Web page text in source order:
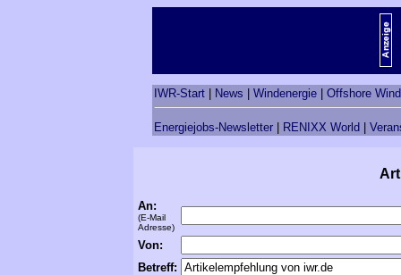
IWR-Start News Windenergie Offshore
Energiejobs-Newsletter RENIXX World
An:
(E-Mail
Adresse)
Von:
Betreff: